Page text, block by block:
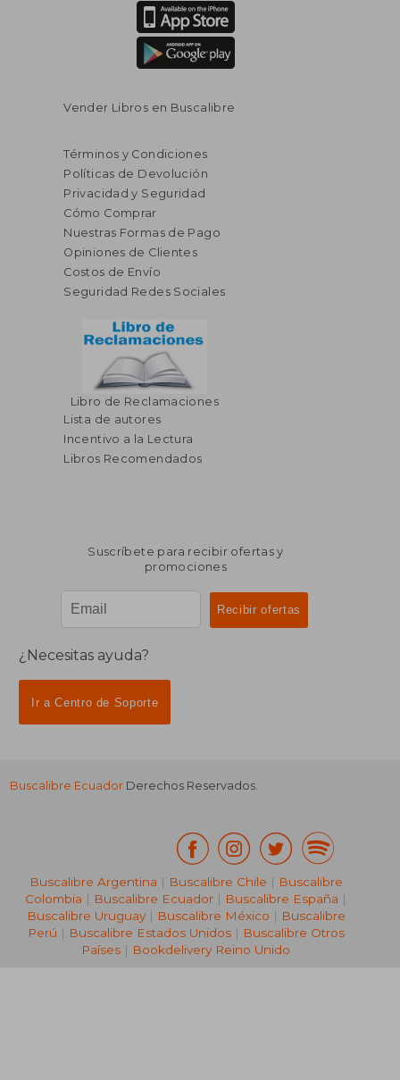
40%
dcto.
$ 325.86
Vender Libros en Buscalibre
Términos y Condiciones
Políticas de Devolución
Privacidad y Seguridad
Cómo Comprar
Nuestras Formas de Pago
Opiniones de Clientes
Costos de Envío
Seguridad Redes Sociales
Libro de Reclamaciones
Lista de autores
Incentivo a la Lectura
Libros Recomendados
Suscríbete para recibir ofertas y
promociones
¿Necesitas ayuda?
Ir a Centro de Soporte
Buscalibre Ecuador Derechos Reservados.
Buscalibre Argentina | Buscalibre Chile | Buscalibre
Colombia | Buscalibre Ecuador | Buscalibre España |
Buscalibre Uruguay| Buscalibre México | Buscalibre
Perú | Buscalibre Estados Unidos| Buscalibre Otros
Países | Bookdelivery Reino Unido